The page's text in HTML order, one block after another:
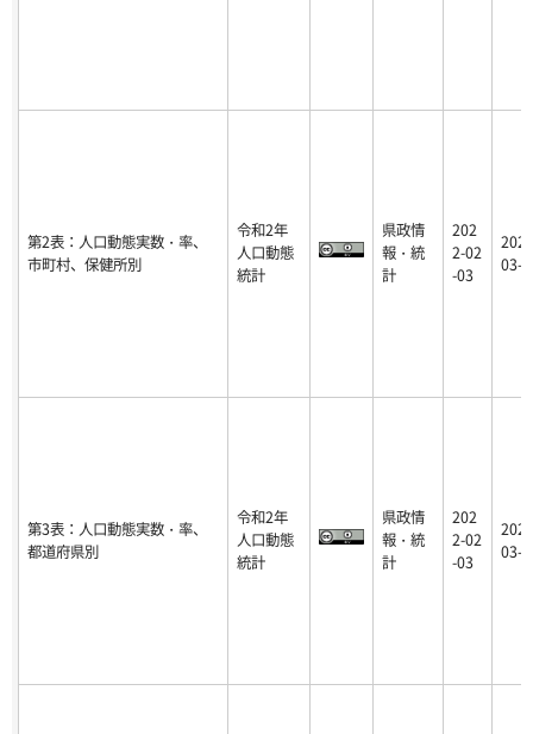
第2表：人口動態実数・率、
市町村、保健所別
令和2年
人口動態
統計
県政情
報・統
計
202
2-02
-03
03-
第3表：人口動態実数・率、
都道府県別
令和2年
人口動態
統計
県政情
報・統
計
202
2-02
-03
03-